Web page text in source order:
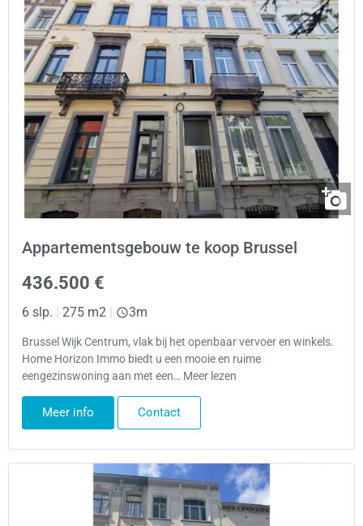
Appartementsgebouw te koop Brussel
436.500 €
6 slp. | 275 m2 | 3m
Brussel Wijk Centrum, vlak bij het openbaar vervoer en winkels.
Home Horizon Immo biedt u een mooie en ruime
eengezinswoning aan met een… Meer lezen
Meer info Contact